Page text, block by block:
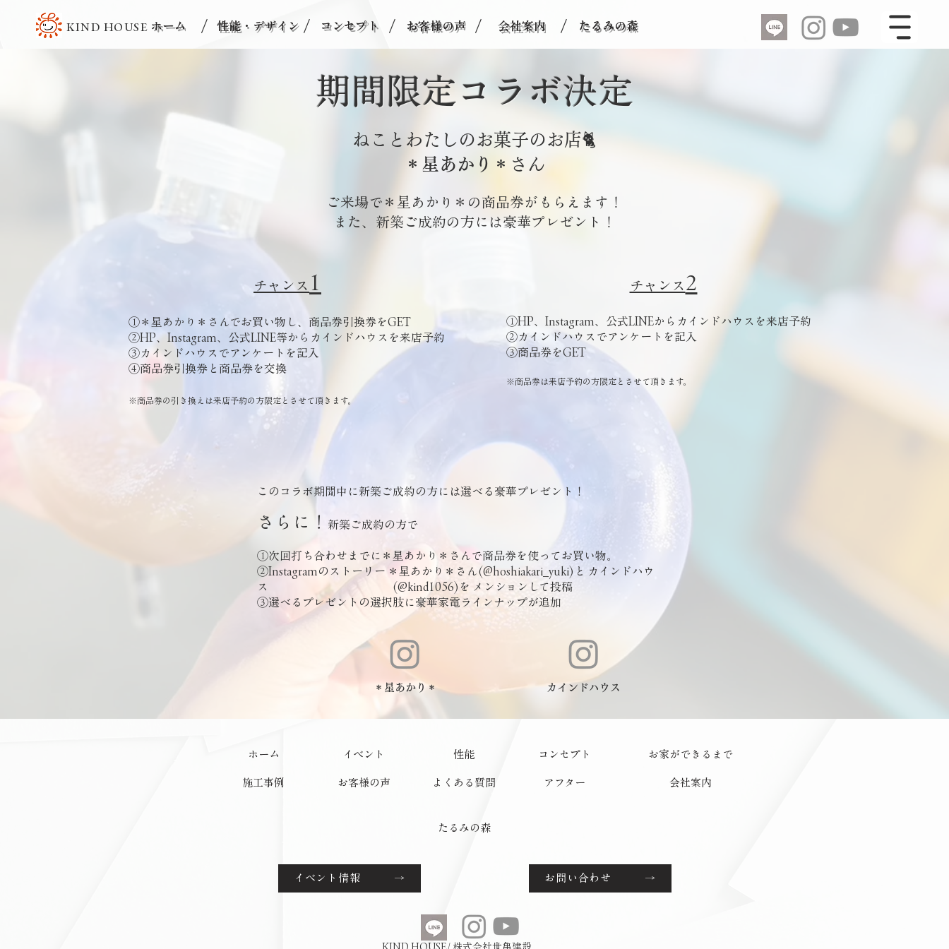
KIND HOUSE ホーム / 性能・デザイン コンセプト お客様の声 会社案内 たるみの森
/ / / /
期間限定コラボ決定
ねことわたしのお菓子のお店🐈
＊星あかり＊ さん
ご来場で＊星あかり＊の商品券がもらえます！
また、新築ご成約の方には豪華プレゼント！
チャンス 1
①＊星あかり＊さんでお買い物し、商品券引換券をGET
②HP、Instagram、公式LINE等からカインドハウスを来店予約
③カインドハウスでアンケートを記入
④商品券引換券と商品券を交換
※商品券の引き換えは来店予約の方限定とさせて頂きます。
チャンス 2
①HP、Instagram、公式LINEからカインドハウスを来店予約
②カインドハウスでアンケートを記入
③商品券をGET
※商品券は来店予約の方限定とさせて頂きます。
このコラボ期間中に新築ご成約の方には選べる豪華プレゼント！
さらに！ 新築ご成約の方で
①次回打ち合わせまでに＊星あかり＊さんで商品券を使ってお買い物。
②Instagramのストーリー ＊星あかり＊さん(@hoshiakari_yuki)と カインドハウ
ス (@kind1056)を メンションして投稿
③選べるプレゼントの選択肢に豪華家電ラインナップが追加
＊星あかり＊ カインドハウス
ホーム イベント 性能 コンセプト
施工事例 お客様の声 よくある質問 アフター
お家ができるまで
会社案内
たるみの森
イベント情報 → お問い合わせ →
KIND HOUSE/ 株式会社世亀建設